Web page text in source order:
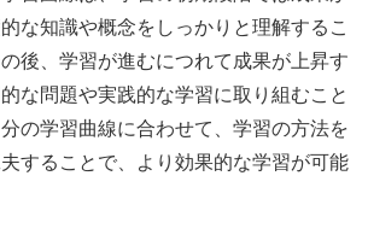
な知識や概念をしっかりと理解するこ
後、学習が進むにつれて成果が上昇す
な問題や実践的な学習に取り組むこと
の学習曲線に合わせて、学習の方法を
することで、より効果的な学習が可能